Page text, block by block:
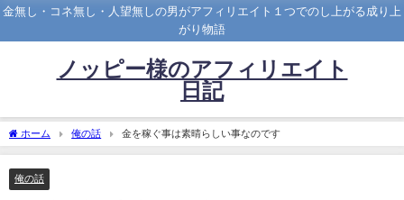
金無し・コネ無し・人望無しの男がアフィリエイト１つでのし上がる成り上
がり物語
ノッピー様のアフィリエイト
日記
ホーム 俺の話 金を稼ぐ事は素晴らしい事なのです
俺の話